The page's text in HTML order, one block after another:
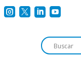
   